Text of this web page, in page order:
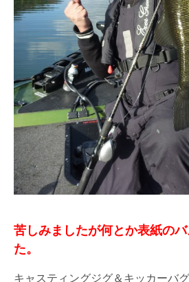
苦しみましたが何とか表紙の
た。
キャスティングジグ＆キッカーバグ